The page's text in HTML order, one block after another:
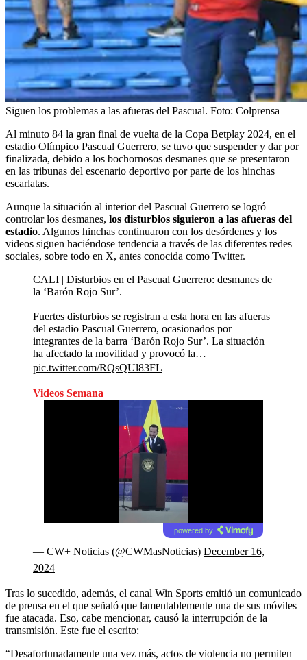
Siguen los problemas a las afueras del Pascual. Foto: Colprensa
Al minuto 84 la gran final de vuelta de la Copa Betplay 2024, en el
estadio Olímpico Pascual Guerrero, se tuvo que suspender y dar por
finalizada, debido a los bochornosos desmanes que se presentaron
en las tribunas del escenario deportivo por parte de los hinchas
escarlatas.
Aunque la situación al interior del Pascual Guerrero se logró
controlar los desmanes, los disturbios siguieron a las afueras del
estadio. Algunos hinchas continuaron con los desórdenes y los
videos siguen haciéndose tendencia a través de las diferentes redes
sociales, sobre todo en X, antes conocida como Twitter.
CALI | Disturbios en el Pascual Guerrero: desmanes de
la ‘Barón Rojo Sur’.
Fuertes disturbios se registran a esta hora en las afueras
del estadio Pascual Guerrero, ocasionados por
integrantes de la barra ‘Barón Rojo Sur’. La situación
ha afectado la movilidad y provocó la…
pic.twitter.com/RQsQUl83FL
Videos Semana
powered by
— CW+ Noticias (@CWMasNoticias) December 16,
2024
Tras lo sucedido, además, el canal Win Sports emitió un comunicado
de prensa en el que señaló que lamentablemente una de sus móviles
fue atacada. Eso, cabe mencionar, causó la interrupción de la
transmisión. Este fue el escrito:
“Desafortunadamente una vez más, actos de violencia no permiten